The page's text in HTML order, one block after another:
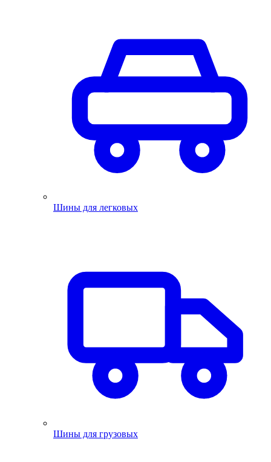
Шины для легковых
Шины для грузовых